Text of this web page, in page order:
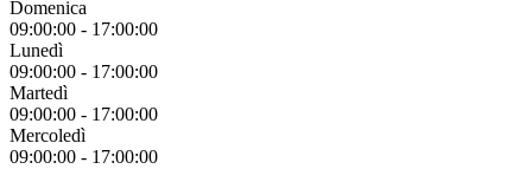
Domenica
09:00:00 - 17:00:00
Lunedì
09:00:00 - 17:00:00
Martedì
09:00:00 - 17:00:00
Mercoledì
09:00:00 - 17:00:00